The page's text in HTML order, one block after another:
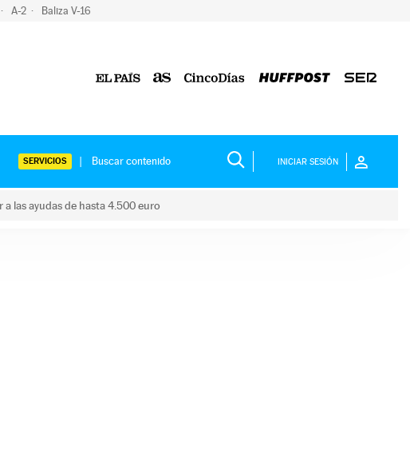
A-2 Baliza V-16
SERVICIOS INICIAR SESIÓN
las ayudas de hasta 4.500 euro